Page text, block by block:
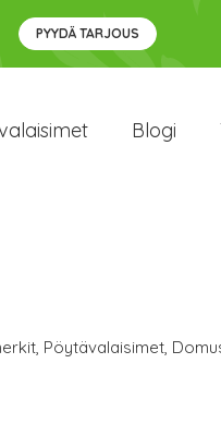
PYYDÄ TARJOUS
Blogi
, Pöytävalaisimet,